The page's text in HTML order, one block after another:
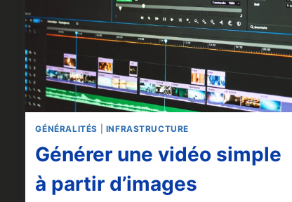
GÉNÉRALITÉS INFRASTRUCTURE
Générer une vidéo simple
à partir d’images